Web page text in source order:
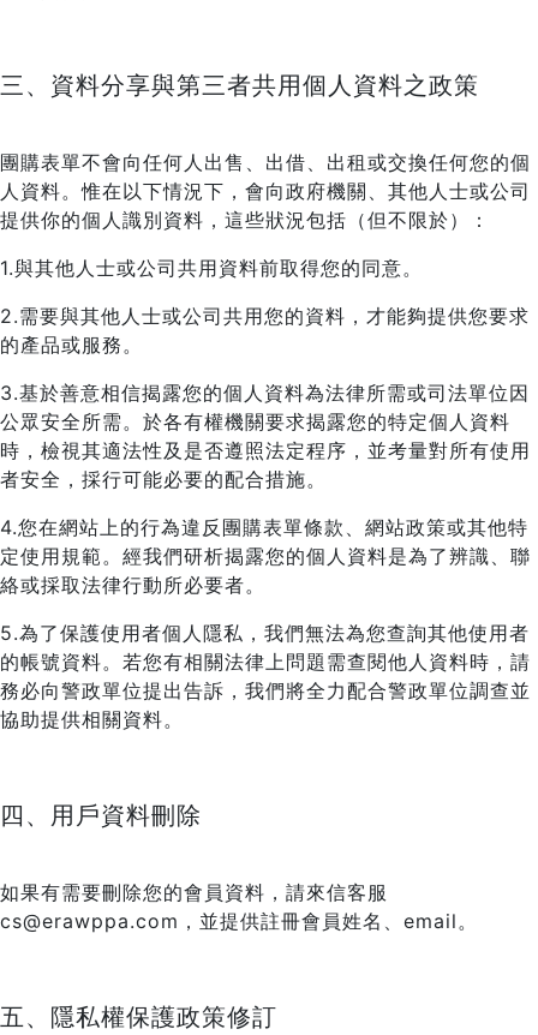
三、資料分享與第三者共用個人資料之政策
團購表單不會向任何人出售、出借、出租或交換任何您的個
人資料。惟在以下情況下，會向政府機關、其他人士或公司
提供你的個人識別資料，這些狀況包括（但不限於）：
1.與其他人士或公司共用資料前取得您的同意。
2.需要與其他人士或公司共用您的資料，才能夠提供您要求
的產品或服務。
3.基於善意相信揭露您的個人資料為法律所需或司法單位因
公眾安全所需。於各有權機關要求揭露您的特定個人資料
時，檢視其適法性及是否遵照法定程序，並考量對所有使用
者安全，採行可能必要的配合措施。
4.您在網站上的行為違反團購表單條款、網站政策或其他特
定使用規範。經我們研析揭露您的個人資料是為了辨識、聯
絡或採取法律行動所必要者。
5.為了保護使用者個人隱私，我們無法為您查詢其他使用者
的帳號資料。若您有相關法律上問題需查閱他人資料時，請
務必向警政單位提出告訴，我們將全力配合警政單位調查並
協助提供相關資料。
四、用戶資料刪除
如果有需要刪除您的會員資料，請來信客服
cs@erawppa.com，並提供註冊會員姓名、email。
五、隱私權保護政策修訂